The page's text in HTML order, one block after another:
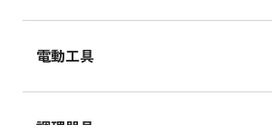
電動工具